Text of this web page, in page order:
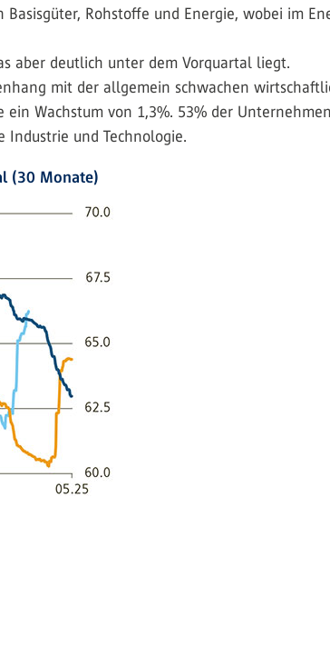
Rohstoffe und Energie, wobei im
aber deutlich unter dem Vorquartal liegt.
mit der allgemein schwachen
Wachstum von 1,3%. 53% der
Industrie und Technologie.
(30 Monate)